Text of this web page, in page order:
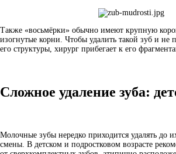
Также «восьмёрки» обычно имеют крупную
изогнутые корни. Чтобы удалить такой зуб и не
его структуры, хирург прибегает к его
Сложное удаление зуба:
Молочные зубы нередко приходится удалять до
смены. В детском и подростковом возрасте